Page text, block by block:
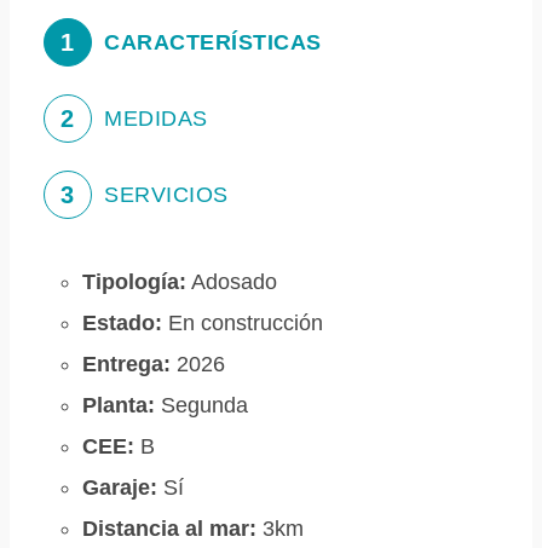
1 CARACTERÍSTICAS
2 MEDIDAS
3 SERVICIOS
Tipología: Adosado
Estado: En construcción
Entrega: 2026
Planta: Segunda
CEE: B
Garaje: Sí
Distancia al mar: 3km